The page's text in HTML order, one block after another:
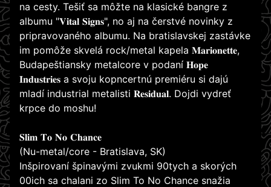
na cesty. Tešiť sa môžte na klasické bangre z
albumu "𝐕𝐢𝐭𝐚𝐥 𝐒𝐢𝐠𝐧𝐬", no aj na čerstvé novinky z
pripravovaného albumu. Na bratislavskej zastávke
im pomôže skvelá rock/metal kapela 𝐌𝐚𝐫𝐢𝐨𝐧𝐞𝐭𝐭𝐞,
Budapeštiansky metalcore v podaní 𝐇𝐨𝐩𝐞
𝐈𝐧𝐝𝐮𝐬𝐭𝐫𝐢𝐞𝐬 a svoju kopncertnú premiéru si dajú
mladí industrial metalisti 𝐑𝐞𝐬𝐢𝐝𝐮𝐚𝐥. Dojdi vydreť
krpce do moshu!
𝐒𝐥𝐢𝐦 𝐓𝐨 𝐍𝐨 𝐂𝐡𝐚𝐧𝐜𝐞
(Nu-metal/core - Bratislava, SK)
Inšpirovaní špinavými zvukmi 90tych a skorých
00ich sa chalani zo Slim To No Chance snažia